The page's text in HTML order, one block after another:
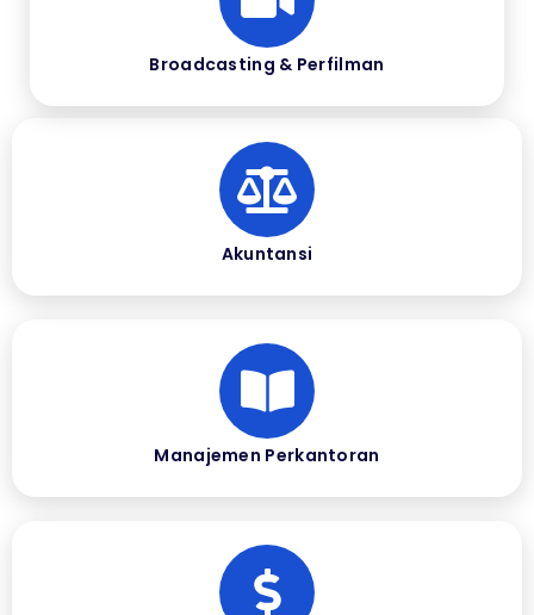
Broadcasting & Perfilman
Akuntansi
Manajemen Perkantoran